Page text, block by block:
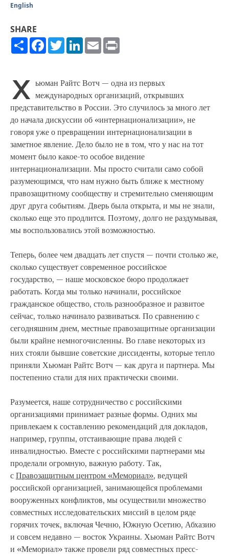
English
SHARE
ShareFacebook
TwitterLinkedIn
Email
Х ьюман Райтс Вотч — одна из первых
международных организаций, открывших
представительство в России. Это случилось за много лет
до начала дискуссии об «интернационализации», не
говоря уже о превращении интернационализации в
заметное явление. Дело было не в том, что у нас на тот
момент было какое-то особое видение
интернационализации. Мы просто считали само собой
разумеющимся, что нам нужно быть ближе к местному
правозащитному сообществу и стремительно сменяющим
друг друга событиям. Дверь была открыта, и мы не знали,
сколько еще это продлится. Поэтому, долго не раздумывая,
мы воспользовались этой возможностью.
Теперь, более чем двадцать лет спустя — почти столько же,
сколько существует современное российское
государство, — наше московское бюро продолжает
работать. Когда мы только начинали, российское
гражданское общество, столь разнообразное и развитое
сейчас, только начинало развиваться. По сравнению с
сегодняшним днем, местные правозащитные организации
были крайне немногочисленны. Во главе некоторых из
них стояли бывшие советские диссиденты, которые тепло
приняли Хьюман Райтс Вотч — как друга и партнера. Мы
постепенно стали для них практически своими.
Разумеется, наше сотрудничество с российскими
организациями принимает разные формы. Одних мы
привлекаем к составлению рекомендаций для докладов,
например, группы, отстаивающие права людей с
инвалидностью. Вместе с российскими партнерами мы
проделали огромную, важную работу. Так,
с Правозащитным центром «Мемориал», ведущей
российской организацией, занимающейся проблемами
вооруженных конфликтов, мы осуществили множество
совместных исследовательских миссий в целом ряде
горячих точек, включая Чечню, Южную Осетию, Абхазию
и совсем недавно — восток Украины. Хьюман Райтс Вотч
и «Мемориал» также провели ряд совместных пресс-